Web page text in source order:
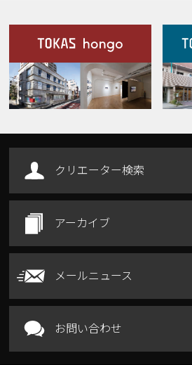
施設案内
Our Facilities
クリエーター検索
アーカイブ
メールニュース
お問い合わせ